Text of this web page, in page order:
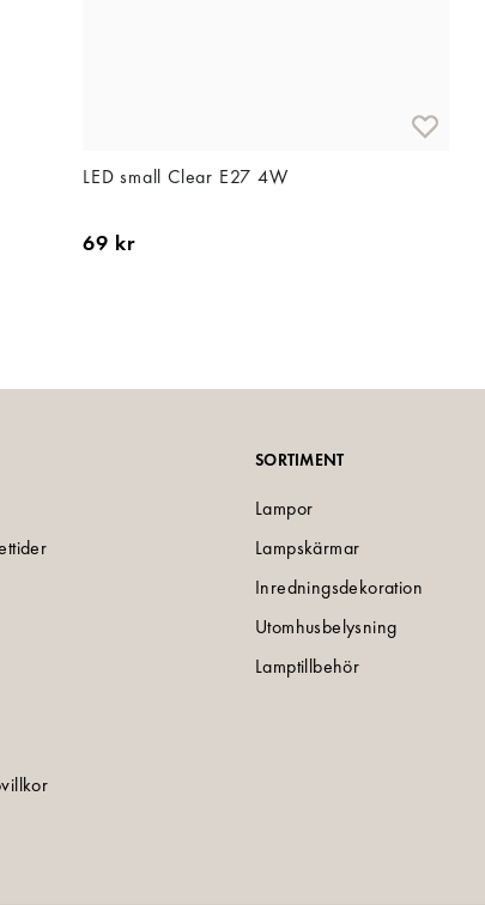
LED small Clear E27 4W
69 kr
SORTIMENT
Lampor
Lampskärmar
Inredningsdekoration
Utomhusbelysning
Lamptillbehör